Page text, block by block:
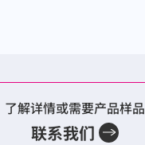
了解详情或需要产品样品
联系我们